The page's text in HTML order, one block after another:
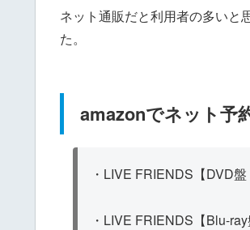
ネット通販だと利用者の多いと
た。
amazonでネット予
・LIVE FRIENDS【DVD
・LIVE FRIENDS【Blu-